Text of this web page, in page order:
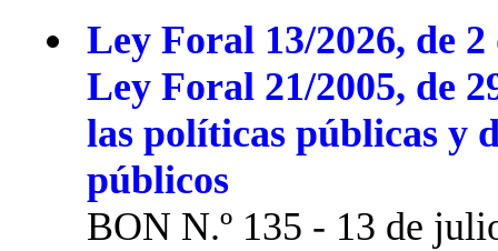
Ley Foral 13/2026, de
Ley Foral 21/2005, de
las políticas públicas y
públicos
BON N.º 135 - 13 de